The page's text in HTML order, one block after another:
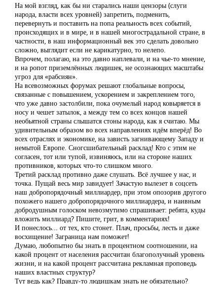
На мой взгляд, как бы ни старались наши цензоры (слуги
народа, власти всех уровней) запретить, подменить,
перевернуть и поставить на попа реальность всех событий,
происходящих и в мире, и в нашей многострадальной стране, в
частности, в наш информационный век это сделать довольно
сложно, выглядит если не карикатурно, то нелепо.
Впрочем, полагаю, на это давно наплевали, и на чье-то мнение,
и на ропот приземлённых людишек, не осознающих масштабы
угроз для «рабсиян».
На всевозможных форумах решают глобальные вопросы,
связанные с повышением, ускорением и закреплением того,
что уже давно застолбили, пока очумелый народ ковыряется в
носу и чешет затылок, а между тем со всех концов нашей
необьятной страны слышатся стоны народа, как я считаю. Мы
удивительным образом во всех направлениях идём вперёд! Во
всех отраслях и экономике, на зависть загнивающему Западу и
немытой Европе. Сногсшибательный расклад! Кто с этим не
согласен, тот или тупой, извиняюсь, или на стороне наших
противников, которых что-то слишком много.
Третий расклад противно даже слушать. Всё лучшее у нас, и
точка. Пущай весь мир завидует! Зачастую вылезет в соцсеть
наш добропорядочный миллиардер, при этом опозорив другого
похожего нашего добропорядочного миллиардера, и наивным
добродушным голоском невозмутимо спрашивает: ребята, куды
вложить миллиард? Пишите, грит, в комментариях!
И понеслось... от тех, кто стонет. Плач, просьбы, лесть и даже
восхищение! Заграница нам поможет!
Думаю, любопытно бы знать в процентном соотношении, на
какой процент от населения рассчитан благополучный уровень
жизни, и на какой процент рассчитана рекламная проповедь
наших властных структур?
Тут ведь как? Правду-то людишкам знать не обязательно?